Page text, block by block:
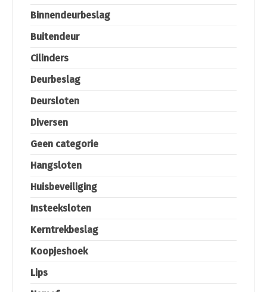
Binnendeurbeslag
Buitendeur
Cilinders
Deurbeslag
Deursloten
Diversen
Geen categorie
Hangsloten
Huisbeveiliging
Insteeksloten
Kerntrekbeslag
Koopjeshoek
Lips